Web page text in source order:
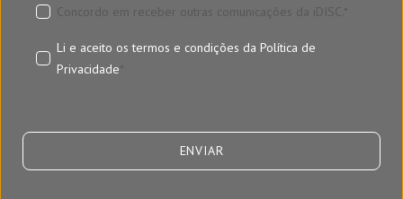
Concordo em receber outras comunicações da iDISC. *
Li e aceito os termos e condições da Política de
Privacidade*